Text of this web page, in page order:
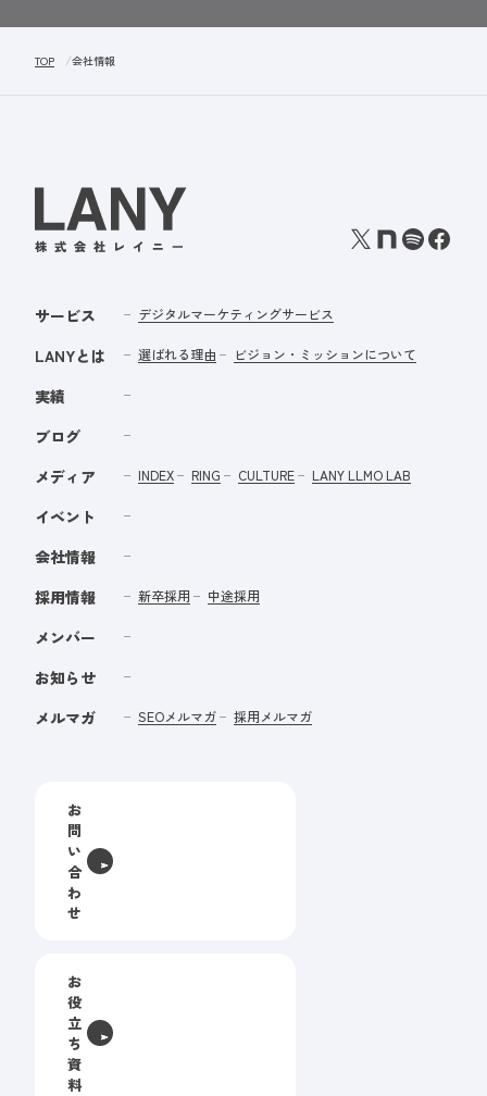
TOP 会社情報
サービス デジタルマーケティングサービス
LANYとは 選ばれる理由 ビジョン・ミッションについて
実績
ブログ
メディア
INDEX RING CULTURE LANY LLMO LAB
イベント
会社情報
採用情報
新卒採用 中途採用
メンバー
お知らせ
メルマガ
SEOメルマガ 採用メルマガ
お
問
い
合
わ
せ
お
役
立
ち
資
料